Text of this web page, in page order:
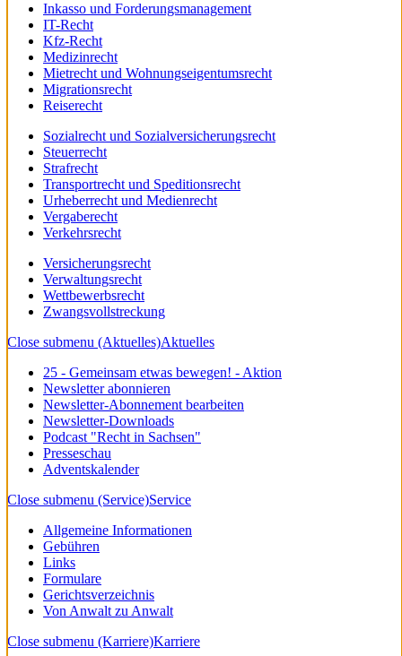
Inkasso und Forderungsmanagement
IT-Recht
Kfz-Recht
Medizinrecht
Mietrecht und Wohnungseigentumsrecht
Migrationsrecht
Reiserecht
Sozialrecht und Sozialversicherungsrecht
Steuerrecht
Strafrecht
Transportrecht und Speditionsrecht
Urheberrecht und Medienrecht
Vergaberecht
Verkehrsrecht
Versicherungsrecht
Verwaltungsrecht
Wettbewerbsrecht
Zwangsvollstreckung
Close submenu (Aktuelles)Aktuelles
25 - Gemeinsam etwas bewegen! - Aktion
Newsletter abonnieren
Newsletter-Abonnement bearbeiten
Newsletter-Downloads
Podcast "Recht in Sachsen"
Presseschau
Adventskalender
Close submenu (Service)Service
Allgemeine Informationen
Gebühren
Links
Formulare
Gerichtsverzeichnis
Von Anwalt zu Anwalt
Close submenu (Karriere)Karriere